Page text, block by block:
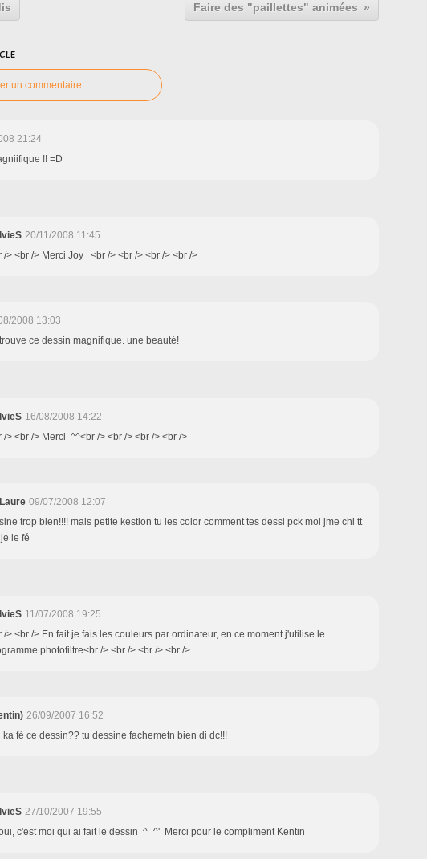
Faire des "paillettes" animées
un commentaire
21:24
!! =D
20/11/2008 11:45
/> <br /> Merci Joy <br /> <br /> <br /> <br />
2008 13:03
ce dessin magnifique. une beauté!
16/08/2008 14:22
/> <br /> Merci ^^<br /> <br /> <br /> <br />
09/07/2008 12:07
trop bien!!!! mais petite kestion tu les color comment tes dessi pck moi jme chi tt
le fé
11/07/2008 19:25
/> <br /> En fait je fais les couleurs par ordinateur, en ce moment j'utilise le
photofiltre<br /> <br /> <br /> <br />
26/09/2007 16:52
ka fé ce dessin?? tu dessine fachemetn bien di dc!!!
27/10/2007 19:55
c'est moi qui ai fait le dessin ^_^' Merci pour le compliment Kentin